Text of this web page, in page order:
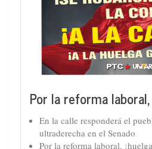
Por la reforma
En la calle responderá el
ultraderecha en el Senado
Por la reforma laboral,